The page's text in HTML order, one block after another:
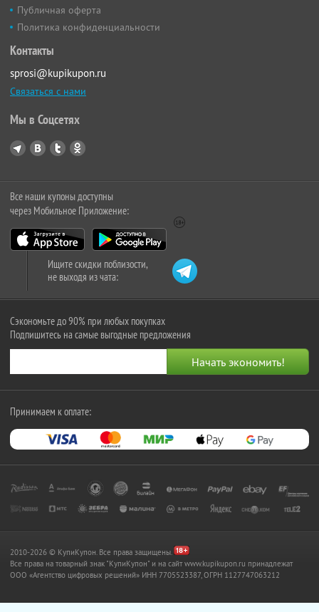
Публичная оферта
Политика конфиденциальности
Контакты
sprosi@kupikupon.ru
Связаться с нами
Мы в Соцсетях
Все наши купоны доступны
через Мобильное Приложение:
Ищите скидки поблизости,
не выходя из чата:
Сэкономьте до 90% при любых покупках
Подпишитесь на самые выгодные предложения
Принимаем к оплате:
2010-2026 © КупиКупон. Все права защищены.
Все права на товарный знак "КупиКупон" и на сайт www.kupikupon.ru принадлежат
OOO «Агентство цифровых решений» ИНН 7705523387, ОГРН 1127747063212